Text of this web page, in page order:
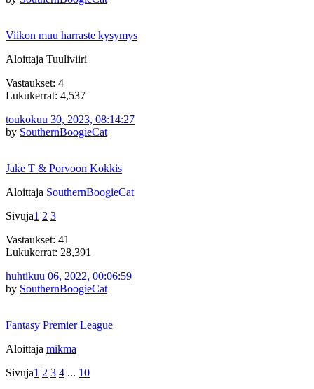
Viikon muu harraste kysymys
Aloittaja Tuuliviiri
Vastaukset: 4
Lukukerrat: 4,537
toukokuu 30, 2023, 08:14:27
by SouthernBoogieCat
Jake T & Porvoon Kokkis
Aloittaja SouthernBoogieCat
Sivuja1 2 3
Vastaukset: 41
Lukukerrat: 28,391
huhtikuu 06, 2022, 00:06:59
by SouthernBoogieCat
Fantasy Premier League
Aloittaja mikma
Sivuja1 2 3 4 ... 10